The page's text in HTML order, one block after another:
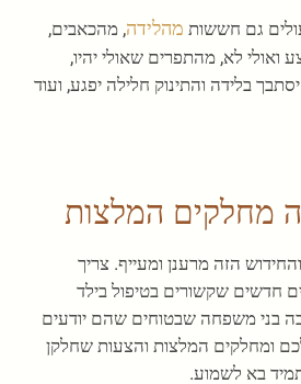
גם חששות מהלידה, מהכאבים,
ואולי לא, מהתפרים שאולי יהיו,
בלידה והתינוק חלילה יפגע, ועוד
מחלקים המלצות
הזה מרענן ומעייף. צריך
חדשים שקשורים בטיפול בילד
בני משפחה שבטוחים שהם יודעים
ומחלקים המלצות והצעות שחלקן
בא לשמוע.